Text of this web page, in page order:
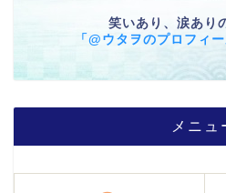
笑いあり、涙あり
「@ウタヲのプロフィー
メニュ